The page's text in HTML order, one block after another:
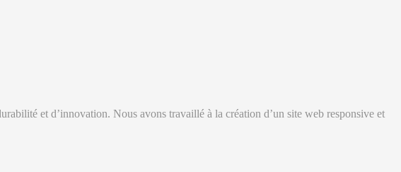
et d’innovation. Nous avons travaillé à la création d’un site web responsive et